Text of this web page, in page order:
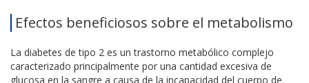
Efectos beneficiosos sobre el metabolismo
La diabetes de tipo 2 es un trastorno metabólico complejo
caracterizado principalmente por una cantidad excesiva de
glucosa en la sangre a causa de la incapacidad del cuerpo de